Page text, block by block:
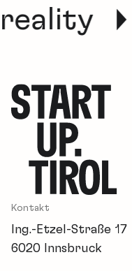
Kontakt
Ing.-Etzel-Straße 17
6020 Innsbruck